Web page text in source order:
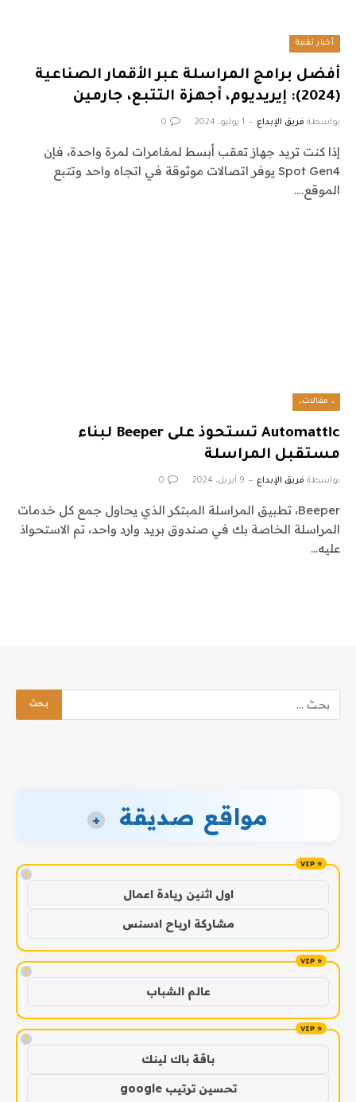
أخبار تقنية
أفضل برامج المراسلة عبر الأقمار الصناعية
(2024): إيريديوم، أجهزة التتبع، جارمين
بواسطة فريق الإبداع 1 يوليو، 2024 0
إذا كنت تريد جهاز تعقب أبسط لمغامرات لمرة واحدة، فإن
Spot Gen4 يوفر اتصالات موثوقة في اتجاه واحد وتتبع
الموقع.…
، مقالات،
Automattic تستحوذ على Beeper لبناء
مستقبل المراسلة
بواسطة فريق الإبداع 9 أبريل، 2024 0
Beeper، تطبيق المراسلة المبتكر الذي يحاول جمع كل خدمات
المراسلة الخاصة بك في صندوق بريد وارد واحد، تم الاستحواذ
عليه…
مواقع صديقة +
!
اول اثنين ريادة اعمال
مشاركة ارباح ادسنس
!
عالم الشباب
!
باقة باك لينك
تحسين ترتيب google